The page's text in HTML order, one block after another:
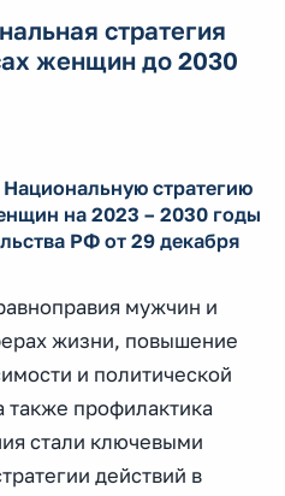
стратегия
женщин до 2030
стратегию
на 2023 – 2030 годы
РФ от 29 декабря
мужчин и
жизни, повышение
и политической
также профилактика
стали ключевыми
действий в